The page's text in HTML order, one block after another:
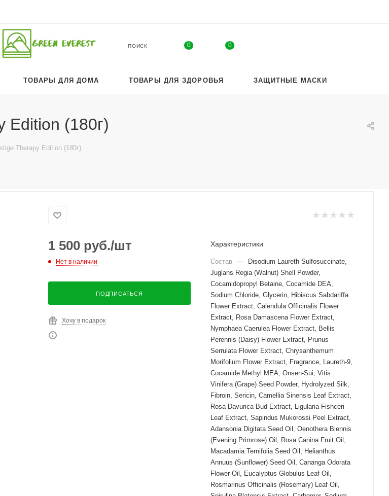
ПОИСК 0 0
ТОВАРЫ ДЛЯ ДОМА ТОВАРЫ ДЛЯ ЗДОРОВЬЯ ЗАЩИТНЫЕ МАСКИ
Edition (180г)
Therapy Edition (180г)
1 500 руб./шт
Нет в наличии
ПОДПИСАТЬСЯ
Хочу в подарок
Характеристики
Состав —
Disodium Laureth Sulfosuccinate,
Juglans Regia (Walnut) Shell Powder,
Cocamidopropyl Betaine, Cocamide DEA,
Sodium Chloride, Glycerin, Hibiscus Sabdariffa
Flower Extract, Calendula Officinalis Flower
Extract, Rosa Damascena Flower Extract,
Nymphaea Caerulea Flower Extract, Bellis
Perennis (Daisy) Flower Extract, Prunus
Serrulata Flower Extract, Chrysanthemum
Morifolium Flower Extract, Fragrance, Laureth-9,
Cocamide Methyl MEA, Onsen-Sui, Vitis
Vinifera (Grape) Seed Powder, Hydrolyzed Silk,
Fibroin, Sericin, Camellia Sinensis Leaf Extract,
Rosa Davurica Bud Extract, Ligularia Fishceri
Leaf Extract, Sapindus Mukorossi Peel Extract,
Adansonia Digitata Seed Oil, Oenothera Biennis
(Evening Primrose) Oil, Rosa Canina Fruit Oil,
Macadamia Ternifolia Seed Oil, Helianthus
Annuus (Sunflower) Seed Oil, Cananga Odorata
Flower Oil, Eucalyptus Globulus Leaf Oil,
Rosmarinus Officinalis (Rosemary) Leaf Oil,